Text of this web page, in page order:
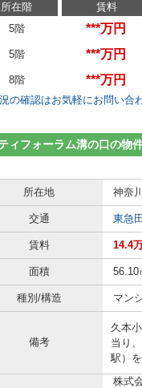
所在階 賃料
5階
***万円
5階 ***万円
8階 ***万円
の確認はお気軽にお問い合
ィフォーラム溝の口の物
所在地
神奈
交通 東急
賃料 14.4
面積 56.10
種別/構造 マン
備考
久本
当り
駅）
株式